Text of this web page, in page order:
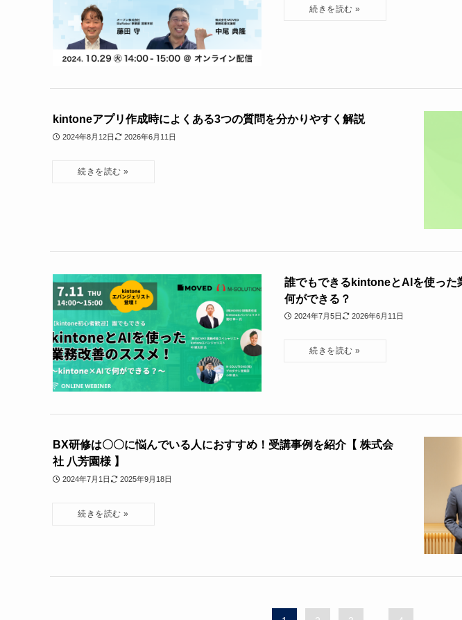
kintoneアプリ作成時によくある3つの質問を分かりやすく解説
2024年8月12日 2026年6月11日
誰でもできるkintoneとAIを使っ
何ができる？
2024年7月5日 2026年6月11日
BX研修は〇〇に悩んでいる人におすすめ！受講事例を紹介【 株式会
社 八芳園様 】
2024年7月1日 2025年9月18日